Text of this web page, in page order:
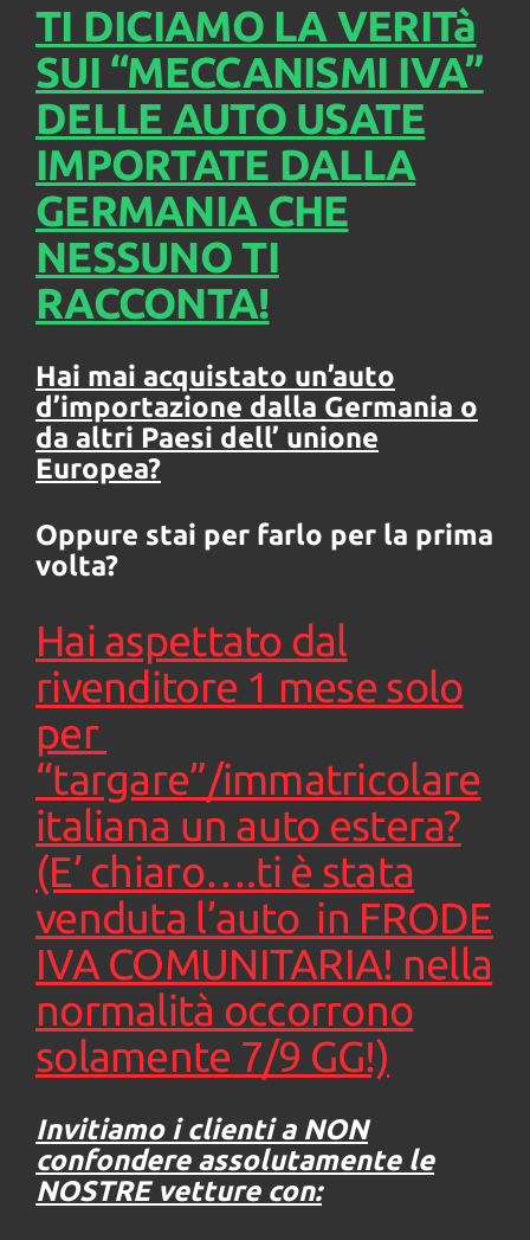
TI DICIAMO LA VERITà
SUI “MECCANISMI IVA”
DELLE AUTO USATE
IMPORTATE DALLA
GERMANIA CHE
NESSUNO TI
RACCONTA!
Hai mai acquistato un’auto
d’importazione dalla Germania o
da altri Paesi dell’ unione
Europea?
Oppure stai per farlo per la prima
volta?
Hai aspettato dal
rivenditore 1 mese solo
per
“targare”/immatricolare
italiana un auto estera?
(E’ chiaro….ti è stata
venduta l’auto in FRODE
IVA COMUNITARIA! nella
normalità occorrono
solamente 7/9 GG!)
Invitiamo i clienti a NON
confondere assolutamente le
NOSTRE vetture con:
tue
scelte
in
qualsiasi
momento.
Cookie necessari
Cookie delle preferenze
Cookie per il miglioramento dell'esperienza utente
Cookie analitici
Cookie di marketing
la
cookie
policy
Salva
le
impostazioni